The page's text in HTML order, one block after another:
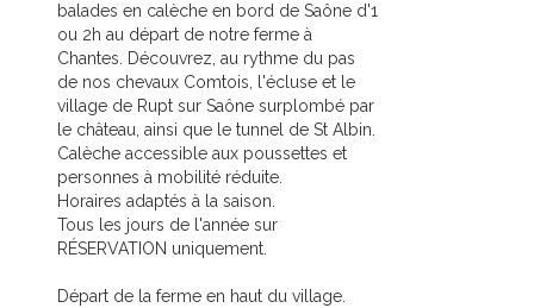
balades en calèche en bord de Saône d'1
ou 2h au départ de notre ferme à
Chantes. Découvrez, au rythme du pas
de nos chevaux Comtois, l'écluse et le
village de Rupt sur Saône surplombé par
le château, ainsi que le tunnel de St Albin.
Calèche accessible aux poussettes et
personnes à mobilité réduite.
Horaires adaptés à la saison.
Tous les jours de l'année sur
RÉSERVATION uniquement.
Départ de la ferme en haut du village.